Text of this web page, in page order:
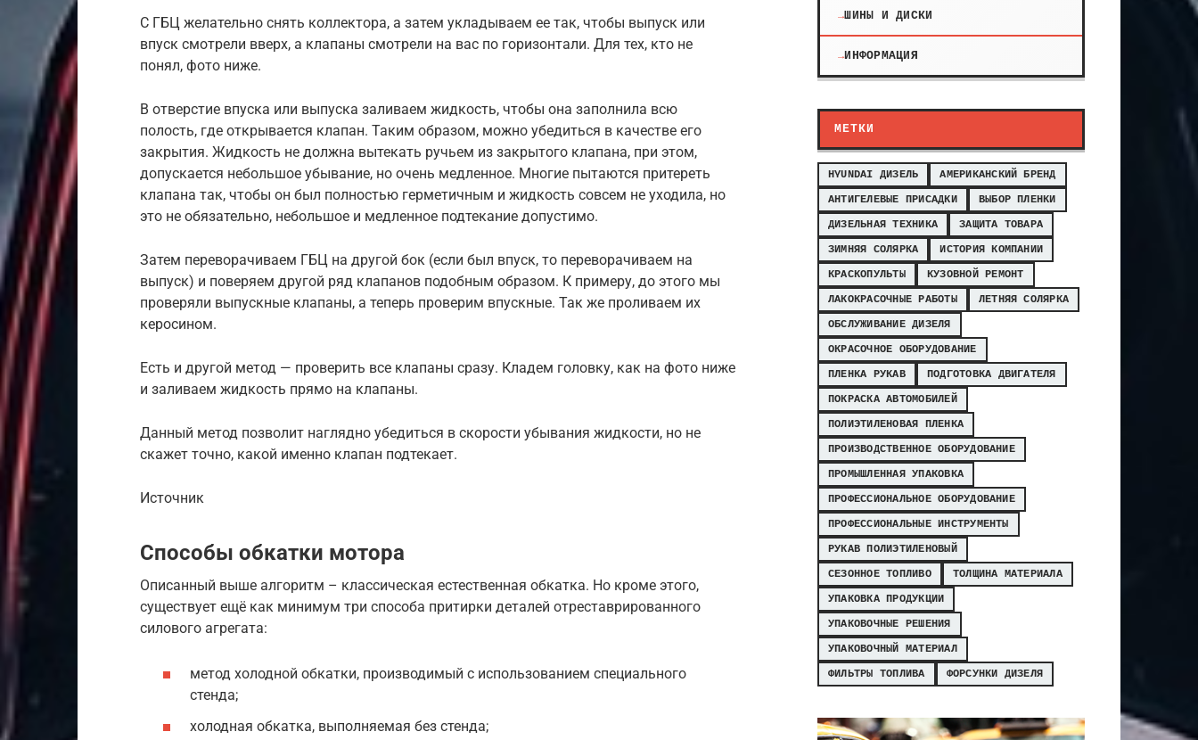
С ГБЦ желательно снять коллектора, а затем укладываем ее так, чтобы выпуск или
впуск смотрели вверх, а клапаны смотрели на вас по горизонтали. Для тех, кто не
понял, фото ниже.
В отверстие впуска или выпуска заливаем жидкость, чтобы она заполнила всю
полость, где открывается клапан. Таким образом, можно убедиться в качестве его
закрытия. Жидкость не должна вытекать ручьем из закрытого клапана, при этом,
допускается небольшое убывание, но очень медленное. Многие пытаются притереть
клапана так, чтобы он был полностью герметичным и жидкость совсем не уходила, но
это не обязательно, небольшое и медленное подтекание допустимо.
Затем переворачиваем ГБЦ на другой бок (если был впуск, то переворачиваем на
выпуск) и поверяем другой ряд клапанов подобным образом. К примеру, до этого мы
проверяли выпускные клапаны, а теперь проверим впускные. Так же проливаем их
керосином.
Есть и другой метод — проверить все клапаны сразу. Кладем головку, как на фото ниже
и заливаем жидкость прямо на клапаны.
Данный метод позволит наглядно убедиться в скорости убывания жидкости, но не
скажет точно, какой именно клапан подтекает.
Источник
Способы обкатки мотора
Описанный выше алгоритм – классическая естественная обкатка. Но кроме этого,
существует ещё как минимум три способа притирки деталей отреставрированного
силового агрегата:
метод холодной обкатки, производимый с использованием специального
стенда;
холодная обкатка, выполняемая без стенда;
ШИНЫ И ДИСКИ
ИНФОРМАЦИЯ
МЕТКИ
HYUNDAI ДИЗЕЛЬ
АМЕРИКАНСКИЙ БРЕНД
АНТИГЕЛЕВЫЕ ПРИСАДКИ
ВЫБОР ПЛЕНКИ
ДИЗЕЛЬНАЯ ТЕХНИКА
ЗАЩИТА ТОВАРА
ЗИМНЯЯ СОЛЯРКА
ИСТОРИЯ КОМПАНИИ
КРАСКОПУЛЬТЫ
КУЗОВНОЙ РЕМОНТ
ЛАКОКРАСОЧНЫЕ РАБОТЫ
ЛЕТНЯЯ СОЛЯРКА
ОБСЛУЖИВАНИЕ ДИЗЕЛЯ
ОКРАСОЧНОЕ ОБОРУДОВАНИЕ
ПЛЕНКА РУКАВ
ПОДГОТОВКА ДВИГАТЕЛЯ
ПОКРАСКА АВТОМОБИЛЕЙ
ПОЛИЭТИЛЕНОВАЯ ПЛЕНКА
ПРОИЗВОДСТВЕННОЕ ОБОРУДОВАНИЕ
ПРОМЫШЛЕННАЯ УПАКОВКА
ПРОФЕССИОНАЛЬНОЕ ОБОРУДОВАНИЕ
ПРОФЕССИОНАЛЬНЫЕ ИНСТРУМЕНТЫ
РУКАВ ПОЛИЭТИЛЕНОВЫЙ
СЕЗОННОЕ ТОПЛИВО
ТОЛЩИНА МАТЕРИАЛА
УПАКОВКА ПРОДУКЦИИ
УПАКОВОЧНЫЕ РЕШЕНИЯ
УПАКОВОЧНЫЙ МАТЕРИАЛ
ФИЛЬТРЫ ТОПЛИВА
ФОРСУНКИ ДИЗЕЛЯ